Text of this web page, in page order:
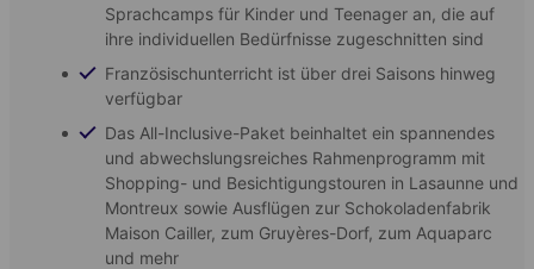
Sprachcamps für Kinder und Teenager an, die auf
ihre individuellen Bedürfnisse zugeschnitten sind
Französischunterricht ist über drei Saisons hinweg
verfügbar
Das All-Inclusive-Paket beinhaltet ein spannendes
und abwechslungsreiches Rahmenprogramm mit
Shopping- und Besichtigungstouren in Lasaunne und
Montreux sowie Ausflügen zur Schokoladenfabrik
Maison Cailler, zum Gruyères-Dorf, zum Aquaparc
und mehr